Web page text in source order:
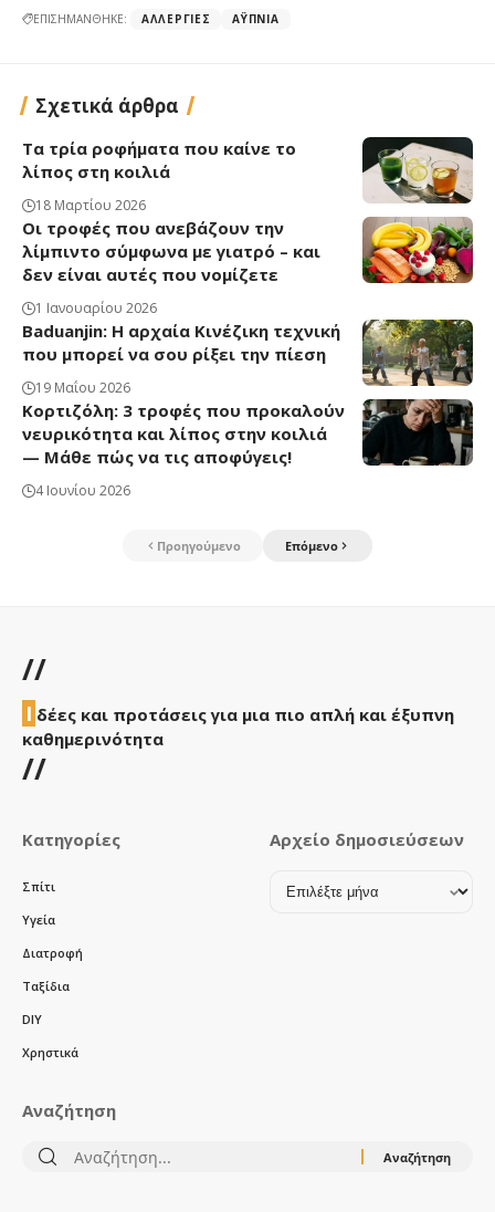
ΕΠΙΣΗΜΑΝΘΗΚΕ: ΑΛΛΕΡΓΊΕΣ ΑΫΠΝΊΑ
Σχετικά άρθρα
Τα τρία ροφήματα που καίνε το
λίπος στη κοιλιά
18 Μαρτίου 2026
Οι τροφές που ανεβάζουν την
λίμπιντο σύμφωνα με γιατρό – και
δεν είναι αυτές που νομίζετε
1 Ιανουαρίου 2026
Baduanjin: Η αρχαία Κινέζικη τεχνική
που μπορεί να σου ρίξει την πίεση
19 Μαΐου 2026
Κορτιζόλη: 3 τροφές που προκαλούν
νευρικότητα και λίπος στην κοιλιά
— Μάθε πώς να τις αποφύγεις!
4 Ιουνίου 2026
Προηγούμενο Επόμενο
//
Ι δέες και προτάσεις για μια πιο απλή και έξυπνη
καθημερινότητα
//
Κατηγορίες
Σπίτι
Υγεία
Διατροφή
Ταξίδια
DIY
Χρηστικά
Αρχείο δημοσιεύσεων
Αρχείο
Αναζήτηση
Αναζήτηση